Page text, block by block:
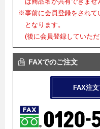
※事前に会員登録をされて
となります。
(後に会員登録していた
FAXでのご注文
FAX注